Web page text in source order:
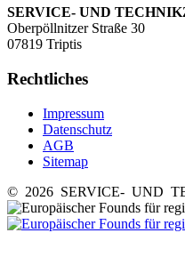
SERVICE- UND
Oberpöllnitzer Straße 30
07819 Triptis
Rechtliches
Impressum
Datenschutz
AGB
Sitemap
© 2026 SERVICE- UND